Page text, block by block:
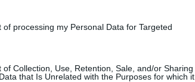
of processing my Personal Data for Targeted
of Collection, Use, Retention, Sale, and/or Sharing
that Is Unrelated with the Purposes for which it